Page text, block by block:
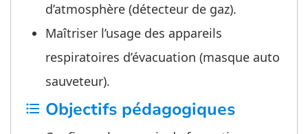
d’atmosphère (détecteur de gaz).
Maîtriser l’usage des appareils
respiratoires d’évacuation (masque auto
sauveteur).
format_list_bulleted Objectifs pédagogiques